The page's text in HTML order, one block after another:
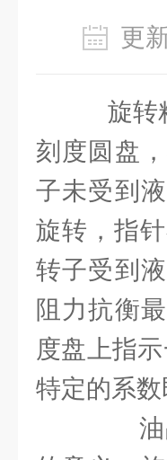
更
旋转
刻度圆盘
子未受到
旋转，指
转子受到
阻力抗衡
度盘上指
特定的系
油品